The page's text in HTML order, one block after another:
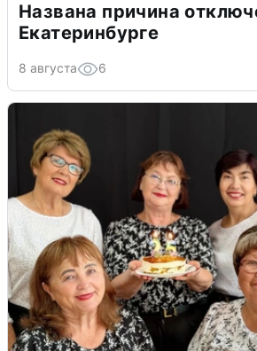
Названа причина
Екатеринбурге
8 августа 6